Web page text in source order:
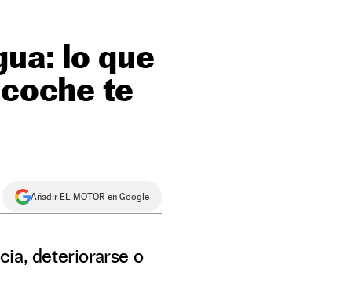
lo que
te
Añadir EL MOTOR en Google
deteriorarse o